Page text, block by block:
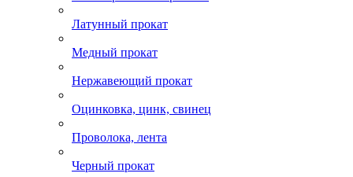
Латунный прокат
Медный прокат
Нержавеющий прокат
Оцинковка, цинк, свинец
Проволока, лента
Черный прокат